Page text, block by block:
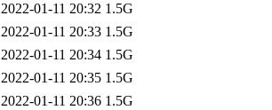
2022-01-11 20:32 1.5G
2022-01-11 20:33 1.5G
2022-01-11 20:34 1.5G
2022-01-11 20:35 1.5G
2022-01-11 20:36 1.5G